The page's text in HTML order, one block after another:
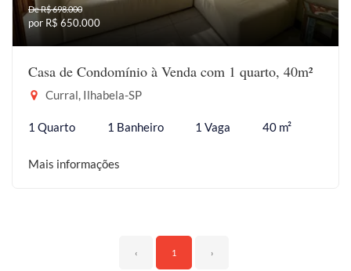
De R$ 698.000
por R$ 650.000
Casa de Condomínio à Venda com 1 quarto, 40m²
Curral, Ilhabela-SP
1 Quarto 1 Banheiro 1 Vaga 40 m²
Mais informações
‹ 1 ›